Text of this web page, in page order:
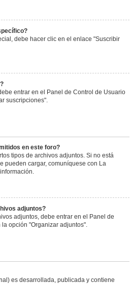
debe hacer clic en el enlace "Suscribir
entrar en el Panel de Control de Usuario
suscripciones".
en este foro?
tipos de archivos adjuntos. Si no está
pueden cargar, comuníquese con La
adjuntos?
adjuntos, debe entrar en el Panel de
opción "Organizar adjuntos".
es desarrollada, publicada y contiene